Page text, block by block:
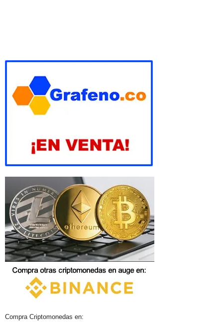
Compra Criptomonedas en: